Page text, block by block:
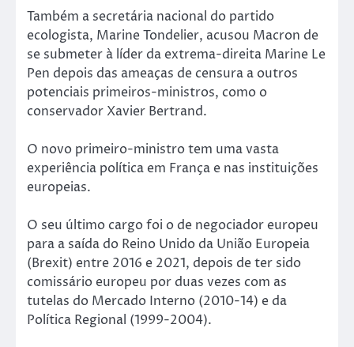
Também a secretária nacional do partido
ecologista, Marine Tondelier, acusou Macron de
se submeter à líder da extrema-direita Marine Le
Pen depois das ameaças de censura a outros
potenciais primeiros-ministros, como o
conservador Xavier Bertrand.
O novo primeiro-ministro tem uma vasta
experiência política em França e nas instituições
europeias.
O seu último cargo foi o de negociador europeu
para a saída do Reino Unido da União Europeia
(Brexit) entre 2016 e 2021, depois de ter sido
comissário europeu por duas vezes com as
tutelas do Mercado Interno (2010-14) e da
Política Regional (1999-2004).